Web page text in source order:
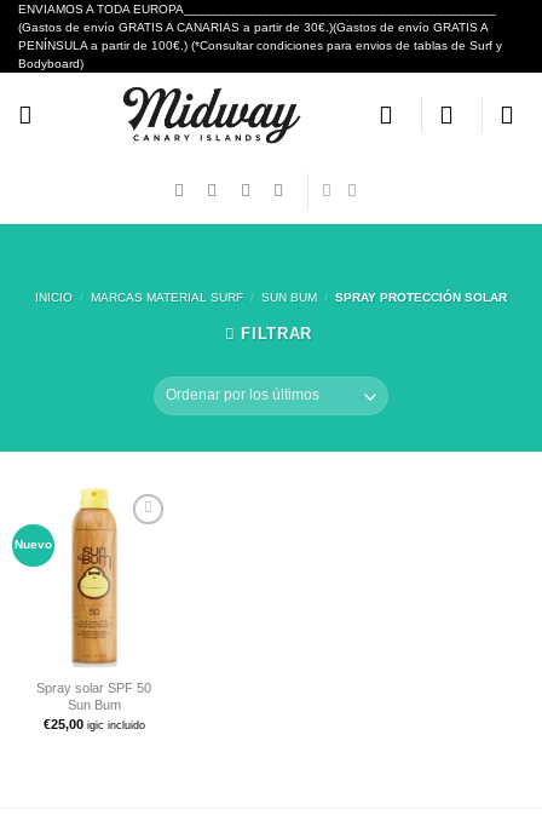
Skip
content
ENVIAMOS A TODA EUROPA___________________________________________
(Gastos de envío GRATIS A CANARIAS a partir de 30€.)(Gastos de envío GRATIS A
PENÍNSULA a partir de 100€.) (*Consultar condiciones para envios de tablas de Surf y
Bodyboard)
INICIO / MARCAS MATERIAL SURF / SUN BUM / SPRAY PROTECCIÓN SOLAR
FILTRAR
Nuevo
Spray solar SPF 50
Sun Bum
€25,00 igic incluido